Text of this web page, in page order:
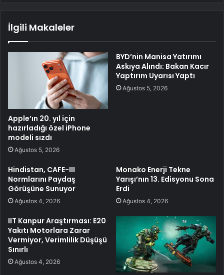
İlgili Makaleler
Apple’ın 20. yıl için
hazırladığı özel iPhone
modeli sızdı
Ağustos 5, 2026
BYD’nin Manisa Yatırımı
Askıya Alındı: Bakan Kacır
Yaptırım Uyarısı Yaptı
Ağustos 5, 2026
Hindistan, CAFE-III
Normlarını Paydaş
Görüşüne Sunuyor
Ağustos 4, 2026
Monako Enerji Tekne
Yarışı’nın 13. Edisyonu Sona
Erdi
Ağustos 4, 2026
IIT Kanpur Araştırması: E20
Yakıtı Motorlara Zarar
Vermiyor, Verimlilik Düşüşü
Sınırlı
Ağustos 4, 2026